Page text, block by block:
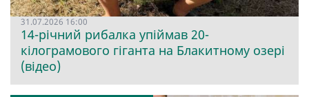
31.07.2026 16:00
14-річний рибалка упіймав 20-
кілограмового гіганта на Блакитному озері
(відео)